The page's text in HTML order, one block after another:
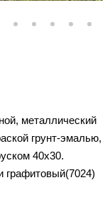
металлический
грунт-эмалью,
40х30.
графитовый(7024)